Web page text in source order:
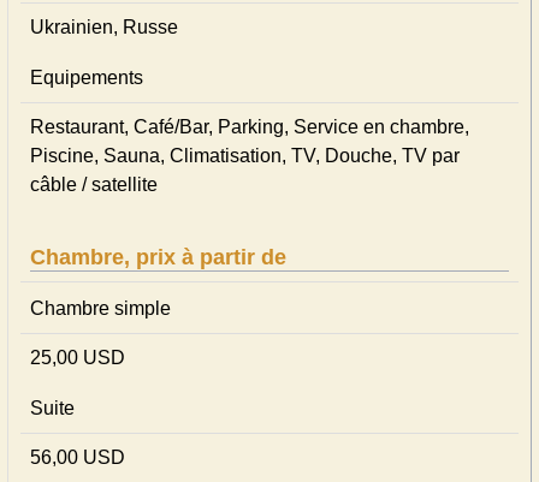
Ukrainien, Russe
Equipements
Restaurant, Café/Bar, Parking, Service en chambre,
Piscine, Sauna, Climatisation, TV, Douche, TV par
câble / satellite
Chambre, prix à partir de
Chambre simple
25,00 USD
Suite
56,00 USD